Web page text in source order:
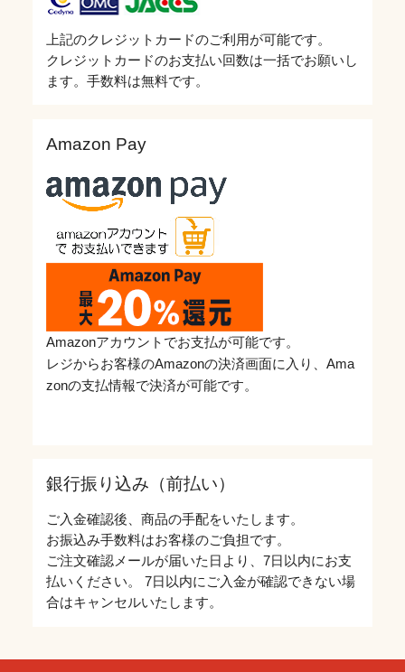
上記のクレジットカードのご利用が可能です。
クレジットカードのお支払い回数は一括でお願いし
ます。手数料は無料です。
Amazon Pay
Amazonアカウントでお支払が可能です。
レジからお客様のAmazonの決済画面に入り、Ama
zonの支払情報で決済が可能です。
銀行振り込み（前払い）
ご入金確認後、商品の手配をいたします。
お振込み手数料はお客様のご負担です。
ご注文確認メールが届いた日より、7日以内にお支
払いください。 7日以内にご入金が確認できない場
合はキャンセルいたします。